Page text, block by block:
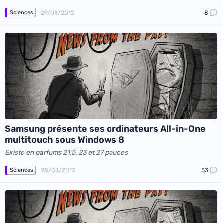
Sciences 29/08/2012 8
Samsung présente ses ordinateurs All-in-One
multitouch sous Windows 8
Existe en parfums 21,5, 23 et 27 pouces
Sciences 28/08/2012 53